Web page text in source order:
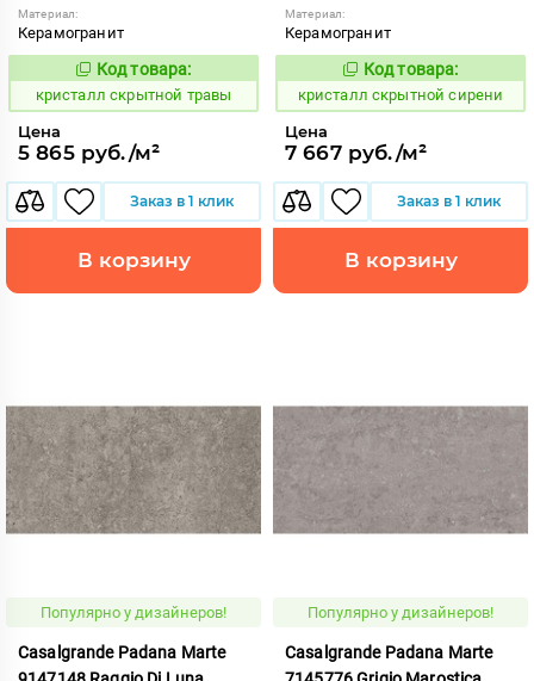
Материал:
Керамогранит
823857
Код товара:
кристалл скрытной травы
Цена
5 865 руб./м²
Заказ в 1 клик
В корзину
Материал:
Керамогранит
823839
Код товара:
кристалл скрытной сирени
Цена
7 667 руб./м²
Заказ в 1 клик
В корзину
Популярно у дизайнеров!
Casalgrande Padana Marte
Популярно у дизайнеров!
Casalgrande Padana Marte